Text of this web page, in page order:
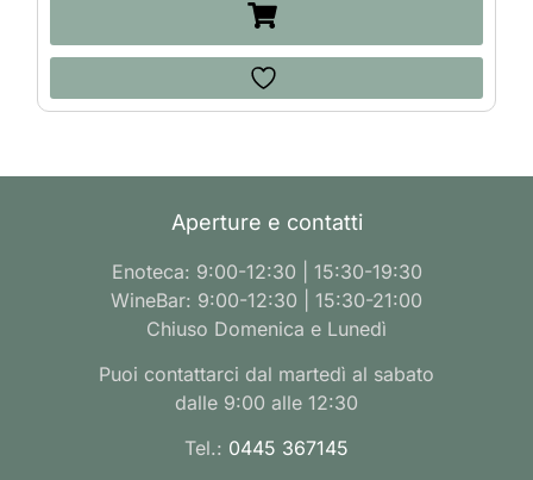
Aperture e contatti
Enoteca: 9:00-12:30 | 15:30-19:30
WineBar: 9:00-12:30 | 15:30-21:00
Chiuso Domenica e Lunedì
Puoi contattarci dal martedì al sabato
dalle 9:00 alle 12:30
Tel.: 0445 367145